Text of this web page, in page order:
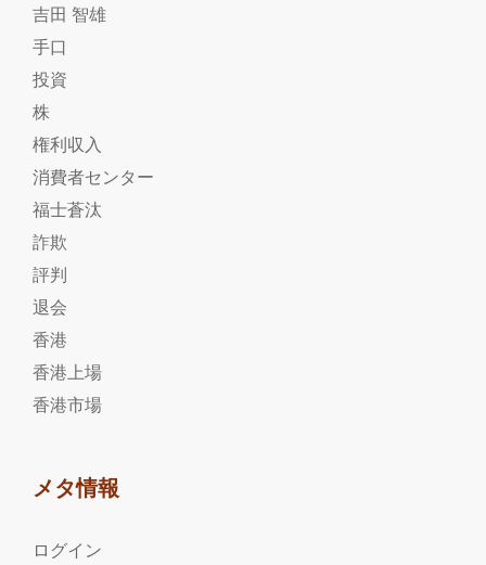
吉田 智雄
手口
投資
株
権利収入
消費者センター
福士蒼汰
詐欺
評判
退会
香港
香港上場
香港市場
メタ情報
ログイン